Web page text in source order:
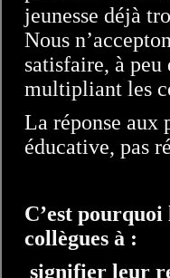
jeunesse déjà
Nous
satisfaire, à peu
multipliant les
La réponse aux
éducative, pas
C’est
collègues à :
signifier leur